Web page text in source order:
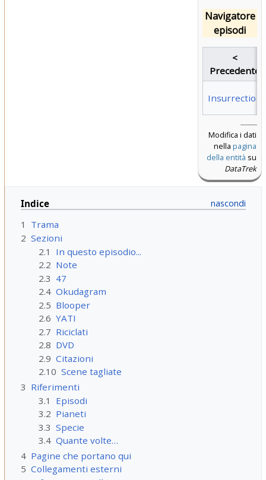
Navigatore
episodi
<
Precedente
Insurrection
Modifica i dati
nella pagina
della entità su
DataTrek
Indice
1
Trama
2 Sezioni
2.1
In questo episodio...
2.2 Note
2.3 47
2.4 Okudagram
2.5 Blooper
2.6 YATI
2.7 Riciclati
2.8 DVD
2.9 Citazioni
2.10 Scene tagliate
3 Riferimenti
3.1
Episodi
3.2 Pianeti
3.3 Specie
3.4 Quante volte…
4 Pagine che portano qui
5 Collegamenti esterni